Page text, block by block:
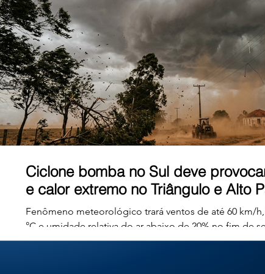
de um município
que as prefeituras
Ciclone bomba no Sul deve
e calor extremo no Triângulo e Alto
Fenômeno meteorológico trará ventos de até 60 km/h,
°C e umidade relativa do ar abaixo de 20% no fim de
poeira encobrem a paisagem no interior mineiro com